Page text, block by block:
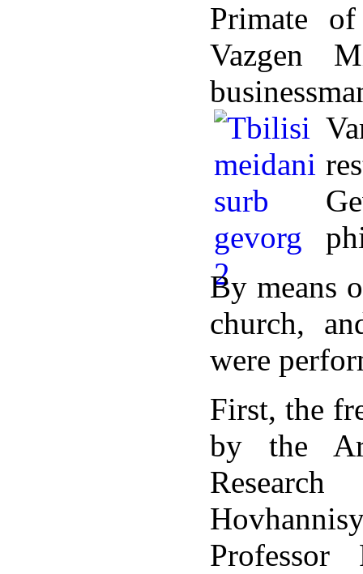
Primate
Vazgen
By means
church,
were
First, the
by the